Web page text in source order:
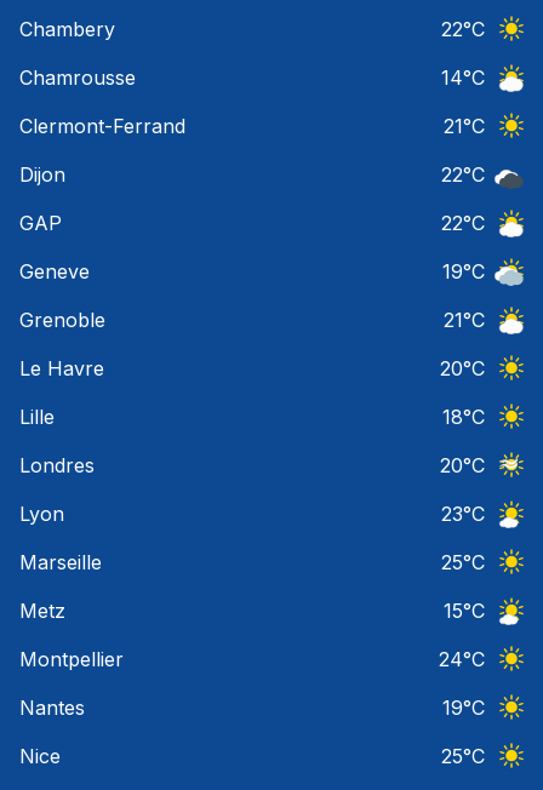
Chambery
22°C
Chamrousse
14°C
Clermont-Ferrand
21°C
Dijon
22°C
GAP
22°C
Geneve
19°C
Grenoble
21°C
Le Havre
20°C
Lille
18°C
Londres
20°C
Lyon
23°C
Marseille
25°C
Metz
15°C
Montpellier
24°C
Nantes
19°C
Nice
25°C